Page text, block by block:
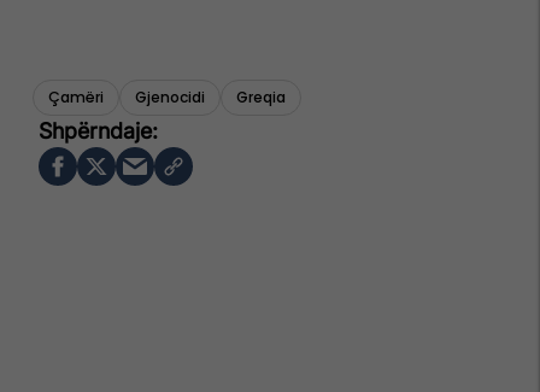
Çamëri Gjenocidi Greqia